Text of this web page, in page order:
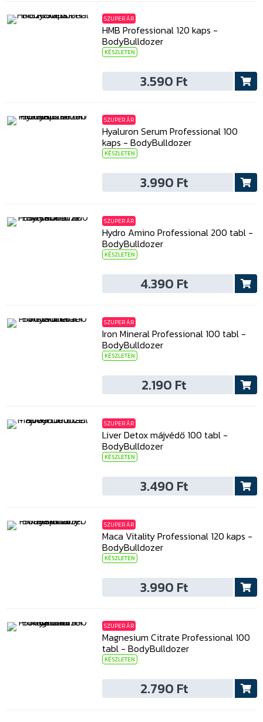
SZUPER ÁR
HMB Professional 120 kaps -
BodyBulldozer
KÉSZLETEN
3.590 Ft
SZUPER ÁR
Hyaluron Serum Professional 100
kaps - BodyBulldozer
KÉSZLETEN
3.990 Ft
SZUPER ÁR
Hydro Amino Professional 200 tabl -
BodyBulldozer
KÉSZLETEN
4.390 Ft
SZUPER ÁR
Iron Mineral Professional 100 tabl -
BodyBulldozer
KÉSZLETEN
2.190 Ft
SZUPER ÁR
Liver Detox májvédő 100 tabl -
BodyBulldozer
KÉSZLETEN
3.490 Ft
SZUPER ÁR
Maca Vitality Professional 120 kaps -
BodyBulldozer
KÉSZLETEN
3.990 Ft
SZUPER ÁR
Magnesium Citrate Professional 100
tabl - BodyBulldozer
KÉSZLETEN
2.790 Ft